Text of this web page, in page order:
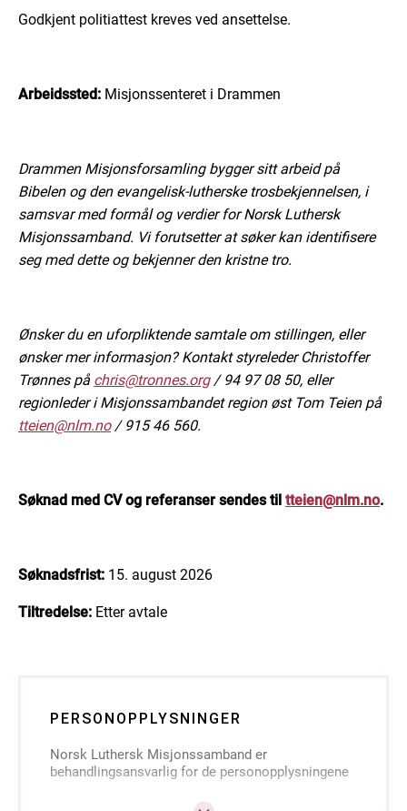
Godkjent politiattest kreves ved ansettelse.
Arbeidssted: Misjonssenteret i Drammen
Drammen Misjonsforsamling bygger sitt arbeid på
Bibelen og den evangelisk-lutherske trosbekjennelsen, i
samsvar med formål og verdier for Norsk Luthersk
Misjonssamband. Vi forutsetter at søker kan identifisere
seg med dette og bekjenner den kristne tro.
Ønsker du en uforpliktende samtale om stillingen, eller
ønsker mer informasjon? Kontakt styreleder Christoffer
Trønnes på chris@tronnes.org/ 94 97 08 50, eller
regionleder i Misjonssambandet region øst Tom Teien på
tteien@nlm.no/ 915 46 560.
Søknad med CV og referanser sendes til tteien@nlm.no.
Søknadsfrist: 15. august 2026
Tiltredelse: Etter avtale
PERSONOPPLYSNINGER
Norsk Luthersk Misjonssamband er
behandlingsansvarlig for de personopplysningene
personvernforordningen artikkel 4.